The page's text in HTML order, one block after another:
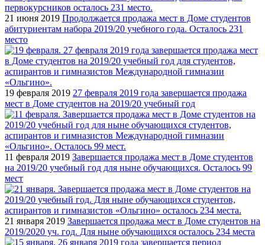
21 июня 2019 Продолжается продажа мест в Доме студентов
абитуриентам набора 2019/20 учебного года. Осталось 231
место
19 февраля 2019 27 февраля 2019 года завершается продажа
мест в Доме студентов на 2019/20 учебный год
11 февраля 2019 Завершается продажа мест в Доме студентов
на 2019/20 учебный год для ныне обучающихся. Осталось 99
мест
21 января 2019 Завершается продажа мест в Доме студентов на
2019/2020 уч. год. Для ныне обучающихся осталось 234 места